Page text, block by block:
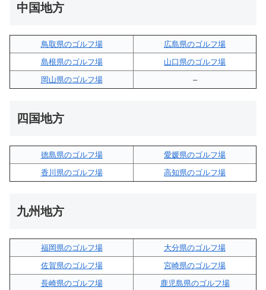
中国地方
鳥取県のゴルフ場
広島県のゴルフ場
島根県のゴルフ場
山口県のゴルフ場
岡山県のゴルフ場
–
四国地方
徳島県のゴルフ場
愛媛県のゴルフ場
香川県のゴルフ場
高知県のゴルフ場
九州地方
福岡県のゴルフ場
大分県のゴルフ場
佐賀県のゴルフ場
宮崎県のゴルフ場
長崎県のゴルフ場
鹿児島県のゴルフ場